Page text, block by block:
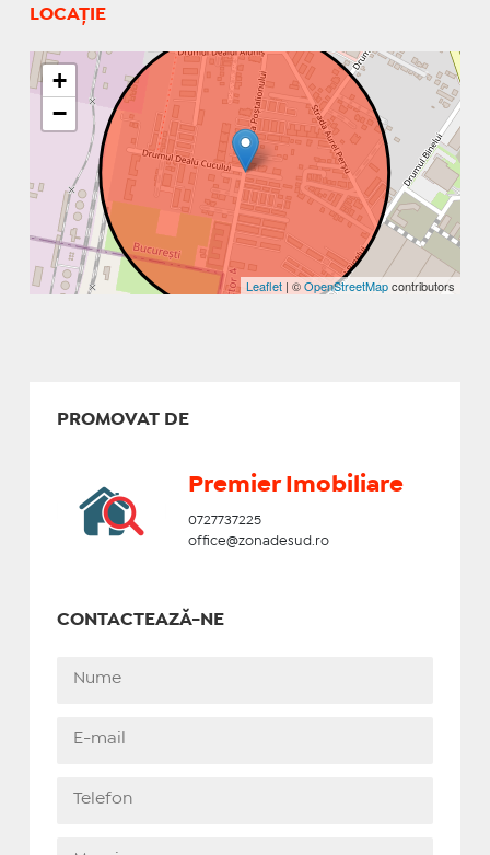
LOCAȚIE
+
−
Leaflet | ©OpenStreetMapcontributors
PROMOVAT DE
Premier Imobiliare
0727737225
office@zonadesud.ro
CONTACTEAZĂ-NE